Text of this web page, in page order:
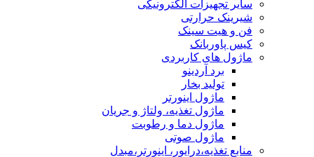
سایر تجهیزات الکترونیکی
شیرینک حرارتی
فن و هیت سینک
کیس پاوربانک
ماژول های کاربردی
برد آردینو
تولید بخار
ماژول اینورتر
ماژول تغذیه، ولتاژ و جریان
ماژول دما و رطوبت
ماژول صوتی
منابع تغذیه،درایور، اینورتر،مبدل